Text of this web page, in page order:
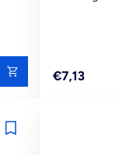
Reguliere
€7,13